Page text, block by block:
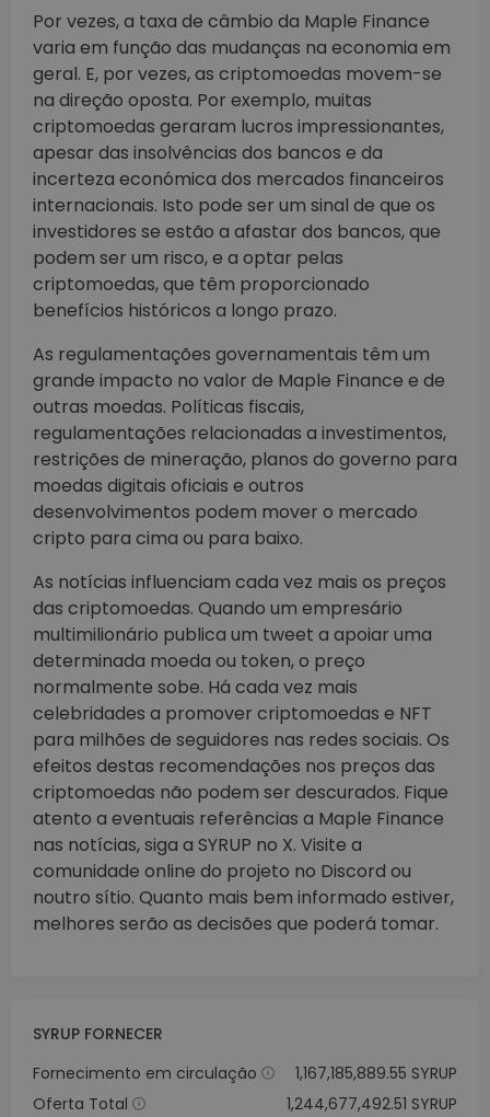
Por vezes, a taxa de câmbio da Maple Finance
varia em função das mudanças na economia em
geral. E, por vezes, as criptomoedas movem-se
na direção oposta. Por exemplo, muitas
criptomoedas geraram lucros impressionantes,
apesar das insolvências dos bancos e da
incerteza económica dos mercados financeiros
internacionais. Isto pode ser um sinal de que os
investidores se estão a afastar dos bancos, que
podem ser um risco, e a optar pelas
criptomoedas, que têm proporcionado
benefícios históricos a longo prazo.
As regulamentações governamentais têm um
grande impacto no valor de Maple Finance e de
outras moedas. Políticas fiscais,
regulamentações relacionadas a investimentos,
restrições de mineração, planos do governo para
moedas digitais oficiais e outros
desenvolvimentos podem mover o mercado
cripto para cima ou para baixo.
As notícias influenciam cada vez mais os preços
das criptomoedas. Quando um empresário
multimilionário publica um tweet a apoiar uma
determinada moeda ou token, o preço
normalmente sobe. Há cada vez mais
celebridades a promover criptomoedas e NFT
para milhões de seguidores nas redes sociais. Os
efeitos destas recomendações nos preços das
criptomoedas não podem ser descurados. Fique
atento a eventuais referências a Maple Finance
nas notícias, siga a SYRUP no X. Visite a
comunidade online do projeto no Discord ou
noutro sítio. Quanto mais bem informado estiver,
melhores serão as decisões que poderá tomar.
SYRUP FORNECER
Fornecimento em circulação
1,167,185,889.55 SYRUP
Oferta Total
1,244,677,492.51 SYRUP